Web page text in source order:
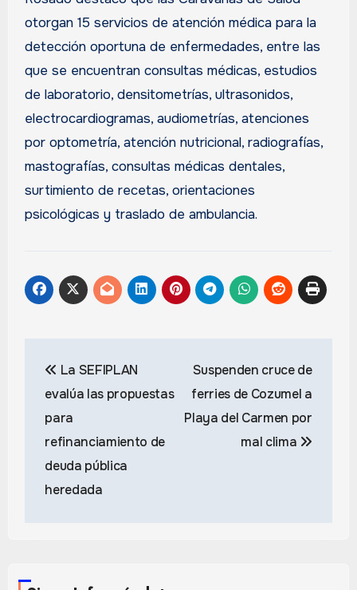
otorgan 15 servicios de atención médica para la
detección oportuna de enfermedades, entre las
que se encuentran consultas médicas, estudios
de laboratorio, densitometrías, ultrasonidos,
electrocardiogramas, audiometrías, atenciones
por optometría, atención nutricional, radiografías,
mastografías, consultas médicas dentales,
surtimiento de recetas, orientaciones
psicológicas y traslado de ambulancia.
de
entradas
La SEFIPLAN
evalúa las propuestas
para
refinanciamiento de
deuda pública
heredada
Suspenden cruce de
ferries de Cozumel a
Playa del Carmen por
mal clima